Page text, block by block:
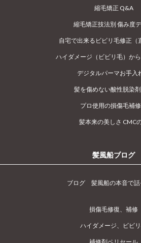
縮毛矯正 Q&A
縮毛矯正技法別 傷み度
自宅で出来るビビリ毛修正
ハイダメージ（ビビリ毛）か
デジタルパーマお手入
髪を傷めない酸性脱染
プロ使用の損傷毛補
髪本来の美しさ CMC
髪風船ブログ
ブログ 髪風船の本音で話
損傷毛修復、補修
ハイダメージ、ビビ